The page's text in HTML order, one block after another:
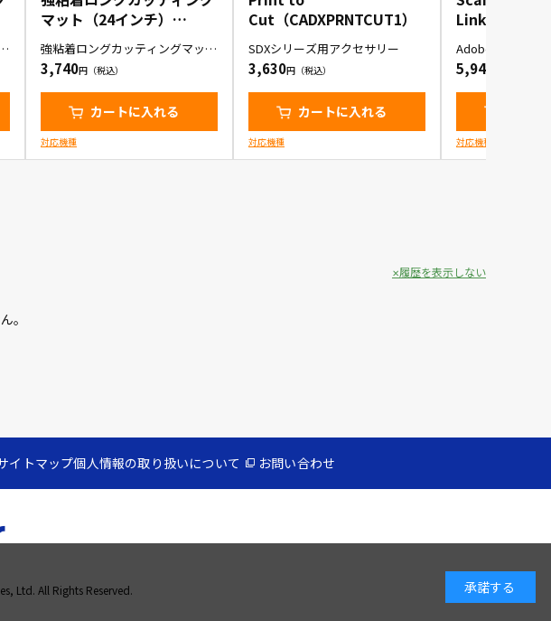
マット（24インチ）
（CADXMATSTD24）
強粘着ロングカッティングマット
（24インチ）1枚入り
3,740
カートに入れる
対応機種
Cut（CADXPRNTCUT1）
SDXシリーズ用アクセサリー
3,630
カートに入れる
対応機種
Link（
Adobe Illustrator
5,940
対応機種
。
履歴を表示しない
イトマップ個人情報の取り扱いについて お問い合わせ
Ltd. All Rights Reserved. 承諾する